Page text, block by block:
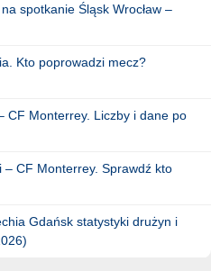
spotkanie Śląsk Wrocław –
Kto poprowadzi mecz?
CF Monterrey. Liczby i dane po
CF Monterrey. Sprawdź kto
Gdańsk statystyki drużyn i